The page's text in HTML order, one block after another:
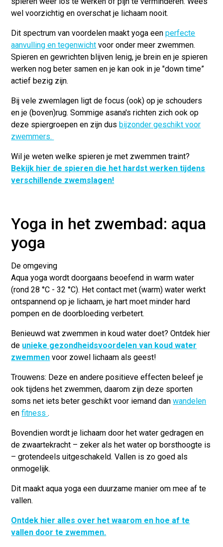
wel voorzichtig en overschat je lichaam nooit.
Dit spectrum van voordelen maakt yoga eenperfecte
aanvulling en tegenwicht voor onder meer zwemmen.
Spieren en gewrichten blijven lenig, je brein en je spieren
werken nog beter samen en je kan ook in je "down time”
actief bezig zijn.
Bij vele zwemlagen ligt de focus (ook) op je schouders
en je (boven)rug. Sommige asana's richten zich ook op
deze spiergroepen en zijn dusbijzonder geschikt voor
zwemmers.
Wil je weten welke spieren je met zwemmen traint?
Bekijk hier de spieren die het hardst werken tijdens
verschillende zwemslagen!
Yoga in het zwembad: aqua
yoga
De omgeving
Aqua yoga wordt doorgaans beoefend inwarm water
(rond 28 °C - 32 °C). Het contact met (warm) water werkt
ontspannendop je lichaam, je hart moet minder hard
pompen en de doorbloeding verbetert.
Benieuwd wat zwemmen in koud water doet? Ontdek hier
de unieke gezondheidsvoordelen van koud water
zwemmen voor zowel lichaam als geest!
Trouwens: Deze en andere positieve effecten beleef je
ook tijdens het zwemmen, daarom zijn deze sporten
soms net iets beter geschikt voor iemand danwandelen
enfitness.
Bovendien wordt je lichaam door het water gedragen en
de zwaartekracht – zeker als het water op borsthoogte is
– grotendeels uitgeschakeld.Vallen is zo goed als
onmogelijk.
Dit maakt aqua yoga een duurzame manier om mee af te
vallen.
Ontdek hier alles over het waarom en hoe af te
vallen door te zwemmen.